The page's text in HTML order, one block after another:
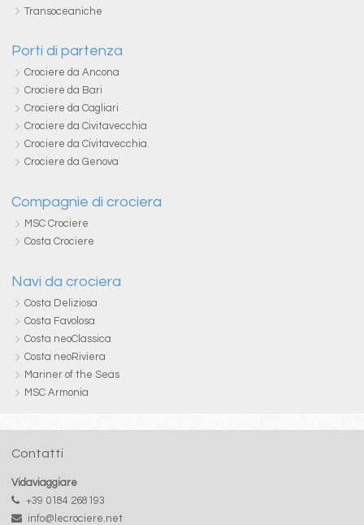
Transoceaniche
Porti di partenza
Crociere da Ancona
Crociere da Bari
Crociere da Cagliari
Crociere da Civitavecchia
Crociere da Civitavecchia
Crociere da Genova
Compagnie di crociera
MSC Crociere
Costa Crociere
Navi da crociera
Costa Deliziosa
Costa Favolosa
Costa neoClassica
Costa neoRiviera
Mariner of the Seas
MSC Armonia
Contatti
Vidaviaggiare
+39 0184 268193
info@lecrociere.net